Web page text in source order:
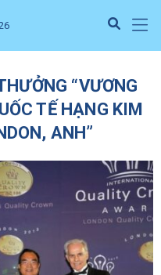
“VƯƠNG
TẾ HẠNG KIM
ANH”